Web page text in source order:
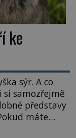
ke
sýr. A co
si samozřejmě
představy
máte